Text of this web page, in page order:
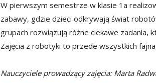
W pierwszym semestrze w klasie 1a
zabawy, gdzie dzieci odkrywają świat
grupach rozwiązują różne ciekawe zadania,
Zajęcia z robotyki to przede wszystkich
Nauczyciele prowadzący zajęcia: Marta